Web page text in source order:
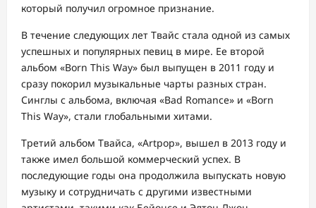
который получил огромное признание.
В течение следующих лет Твайс стала одной из самых
успешных и популярных певиц в мире. Ее второй
альбом «Born This Way» был выпущен в 2011 году и
сразу покорил музыкальные чарты разных стран.
Синглы с альбома, включая «Bad Romance» и «Born
This Way», стали глобальными хитами.
Третий альбом Твайса, «Artpop», вышел в 2013 году и
также имел большой коммерческий успех. В
последующие годы она продолжила выпускать новую
музыку и сотрудничать с другими известными